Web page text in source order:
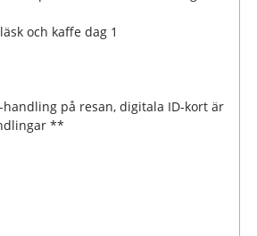
och kaffe dag 1
på resan, digitala ID-kort är
**